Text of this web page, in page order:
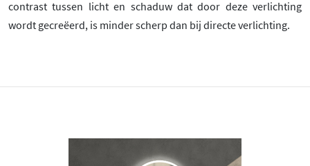
contrast tussen licht en schaduw dat door deze verlichting
wordt gecreëerd, is minder scherp dan bij directe verlichting.